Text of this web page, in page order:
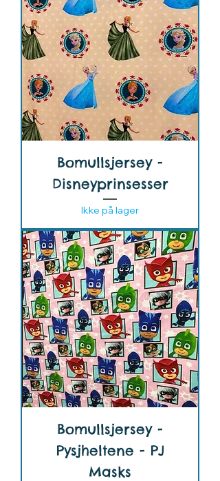
Bomullsjersey -
Disneyprinsesser
Ikke på lager
Bomullsjersey -
Pysjheltene - PJ
Masks